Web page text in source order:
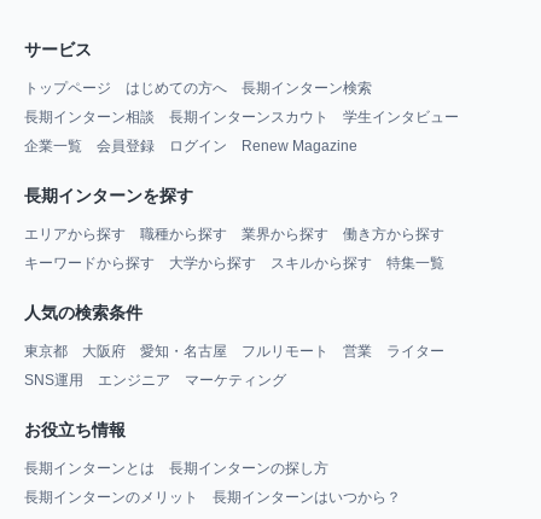
サービス
トップページ はじめての方へ
長期インターン検索
長期インターン相談
長期インターンスカウト
学生インタビュー
企業一覧
会員登録 ログイン Renew Magazine
長期インターンを探す
エリアから探す 職種から探す 業界から探す
働き方から探す
キーワードから探す
大学から探す スキルから探す 特集一覧
人気の検索条件
東京都 大阪府 愛知・名古屋 フルリモート 営業
ライター
SNS運用
エンジニア マーケティング
お役立ち情報
長期インターンとは
長期インターンの探し方
長期インターンのメリット
長期インターンはいつから？